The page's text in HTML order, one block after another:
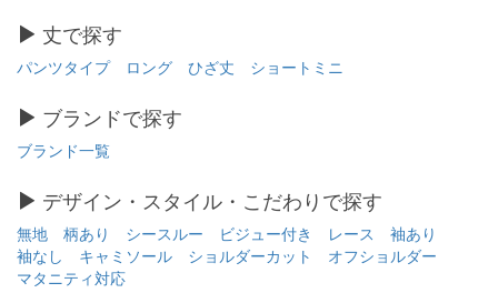
丈で探す
パンツタイプ ロング ひざ丈 ショートミニ
ブランドで探す
ブランド一覧
デザイン・スタイル・こだわりで探す
無地 柄あり シースルー ビジュー付き レース
袖あり
袖なし
キャミソール ショルダーカット
オフショルダー
マタニティ対応